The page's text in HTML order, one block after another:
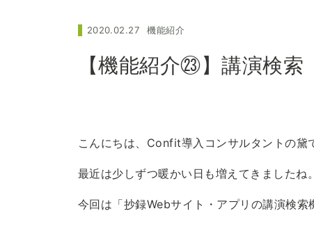
2020.02.27 機能紹介
【機能紹介㉓】講演検索
こんにちは、Confit導入コンサルタントの黛
最近は少しずつ暖かい日も増えてきましたね。
今回は「抄録Webサイト・アプリの講演検索